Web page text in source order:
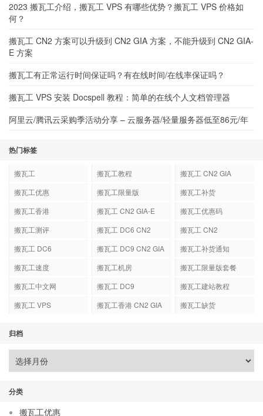
2023 搬瓦工介绍，搬瓦工 VPS 有哪些优势？搬瓦工 VPS 价格如
何？
搬瓦工 CN2 方案可以升级到 CN2 GIA 方案，不能升级到 CN2 GIA-
E 方案
搬瓦工有正常运行时间保证吗？有在线时间/在线率保证吗？
搬瓦工 VPS 安装 Docspell 教程：简单的在线个人文档管理器
阿里云/腾讯云采购季活动分享 – 云服务器/轻量服务器低至86元/年
热门标签
搬瓦工 搬瓦工教程
搬瓦工 CN2 GIA
搬瓦工优惠
搬瓦工限量版
搬瓦工补货
搬瓦工香港
搬瓦工 CN2 GIA-E
搬瓦工优惠码
搬瓦工测评
搬瓦工 DC6 CN2
搬瓦工 CN2
搬瓦工 DC6
搬瓦工 DC9 CN2 GIA
搬瓦工补货通知
搬瓦工速度
搬瓦工机房
搬瓦工限量版套餐
搬瓦工中文网
搬瓦工 DC9
搬瓦工建站教程
搬瓦工 VPS
搬瓦工香港 CN2 GIA 搬瓦工缺货
归档
分类
搬瓦工优惠